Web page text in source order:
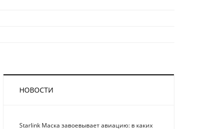
НОВОСТИ
Starlink Маска завоевывает авиацию: в каких